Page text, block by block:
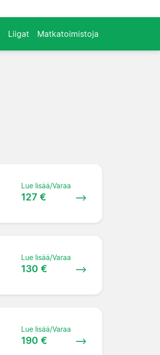
Liigat Matkatoimistoja
Lue lisää/Varaa
127 €
Lue lisää/Varaa
130 €
Lue lisää/Varaa
190 €